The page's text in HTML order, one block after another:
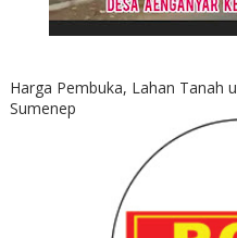
Harga Pembuka, Lahan Tanah
Sumenep